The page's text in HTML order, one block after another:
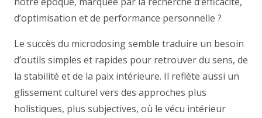
d’optimisation et de performance personnelle ?
Le succès du microdosing semble traduire un besoin
d’outils simples et rapides pour retrouver du sens, de
la stabilité et de la paix intérieure. Il reflète aussi un
glissement culturel vers des approches plus
holistiques, plus subjectives, où le vécu intérieur